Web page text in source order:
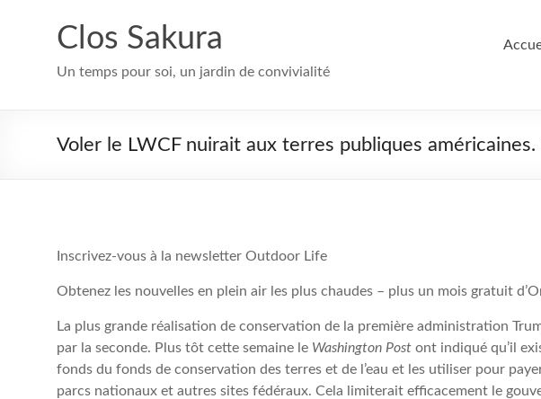
Clos Sakura
Un temps pour soi, un jardin de convivialité
Voler le LWCF nuirait aux terres publiques
Inscrivez-vous à la newsletter Outdoor Life
Obtenez les nouvelles en plein air les plus chaudes – plus un mois gratuit
La plus grande réalisation de conservation de la première administration
par la seconde. Plus tôt cette semaine le Washington Post ont indiqué qu’il
fonds du fonds de conservation des terres et de l’eau et les utiliser pour
parcs nationaux et autres sites fédéraux. Cela limiterait efficacement le